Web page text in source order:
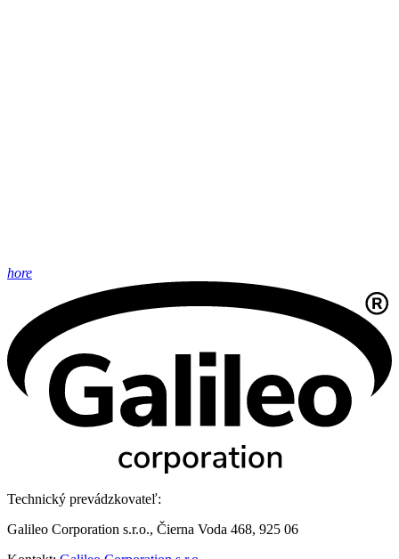
hore
Technický prevádzkovateľ:
Galileo Corporation s.r.o., Čierna Voda 468, 925 06